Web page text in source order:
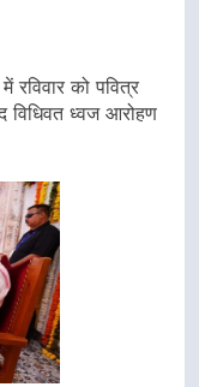
रविवार को पवित्र
विधिवत ध्वज आरोहण